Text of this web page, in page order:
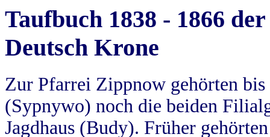
Taufbuch 1838 - 1866
Deutsch Krone
Zur Pfarrei Zippnow gehörten
(Sypnywo) noch die beiden
Jagdhaus (Budy). Früher